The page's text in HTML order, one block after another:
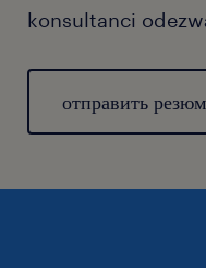
konsultanci
отправить